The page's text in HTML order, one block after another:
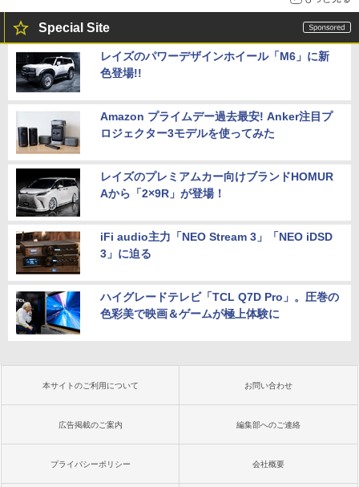
Special Site
レイズのパワーデザインホイール「M6」に新
色登場!!
Amazon プライムデー過去最安! Anker注目プ
ロジェクター3モデルを使ってみた
レイズのプレミアムカー向けブランドHOMUR
Aから「2×9R」が登場！
iFi audio主力「NEO Stream 3」「NEO iDSD
3」に迫る
ハイグレードテレビ「TCL Q7D Pro」。圧巻の
色彩美で映画＆ゲームが極上体験に
本サイトのご利用について お問い合わせ
広告掲載のご案内 編集部へのご連絡
プライバシーポリシー 会社概要